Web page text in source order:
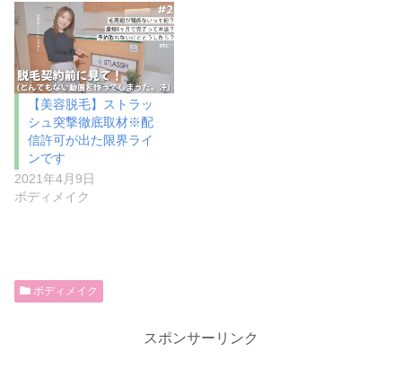
【美容脱毛】ストラッ
シュ突撃徹底取材※配
信許可が出た限界ライ
ンです
2021年4月9日
ボディメイク
ボディメイク
スポンサーリンク